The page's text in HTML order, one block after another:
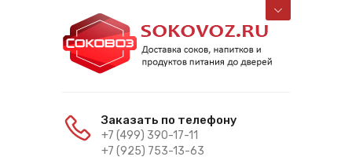
Заказать по телефону
+7 (499) 390-17-11
+7 (925) 753-13-63